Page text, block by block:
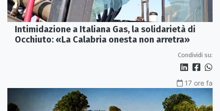
Intimidazione a Italiana Gas, la solidarietà di
Occhiuto: «La Calabria onesta non arretra»
Condividi su:
17 ore fa